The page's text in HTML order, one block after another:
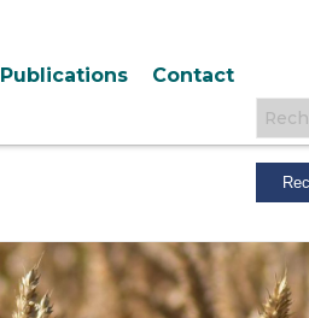
Publications Contact